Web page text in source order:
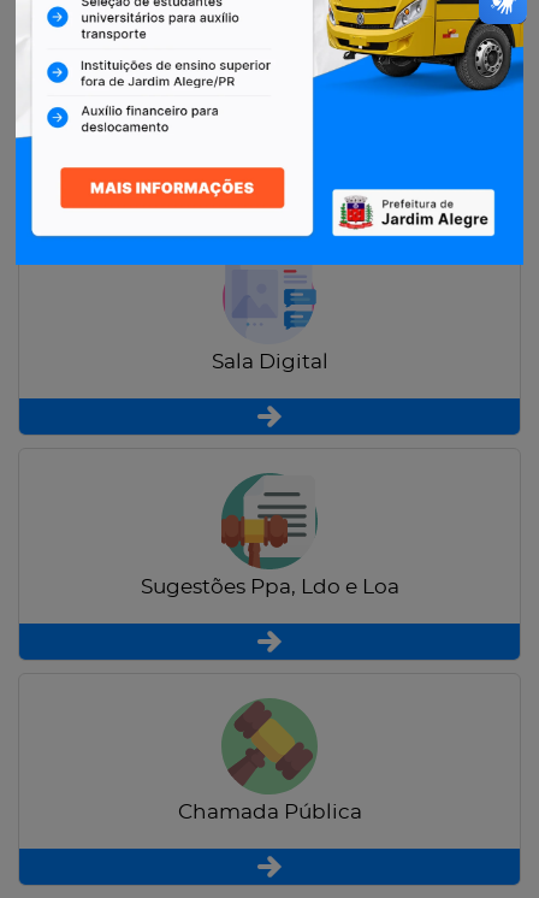
Restituição de Contribuintes
Sala Digital
Sugestões Ppa, Ldo e Loa
Chamada Pública